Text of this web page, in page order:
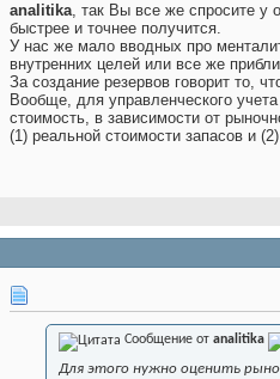
analitika, так Вы все же спросите у
быстрее и точнее получится.
У нас же мало вводных про
внутренних целей или все же
За создание резервов говорит то,
Вообще, для управленческого
стоимость, в зависимости от
(1) реальной стоимости запасов и
Сообщение от analitika
Для этого нужно оценить